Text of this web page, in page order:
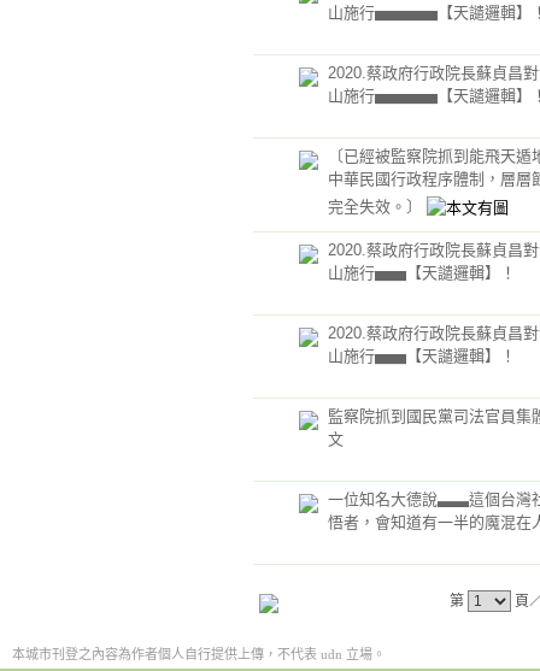
山施行▅▅▅▅【天譴邏輯】
2020.蔡政府行政院長蘇貞昌
山施行▅▅▅▅【天譴邏輯】
〔已經被監察院抓到能飛天遁
中華民國行政程序體制，層
完全失效。〕
2020.蔡政府行政院長蘇貞昌
山施行▅▅【天譴邏輯】！
2020.蔡政府行政院長蘇貞昌
山施行▅▅【天譴邏輯】！
監察院抓到國民黨司法官員集
文
一位知名大德說▃▃這個台灣
悟者，會知道有一半的魔混在
第 頁
本城市刊登之內容為作者個人自行提供上傳，不代表 udn 立場。